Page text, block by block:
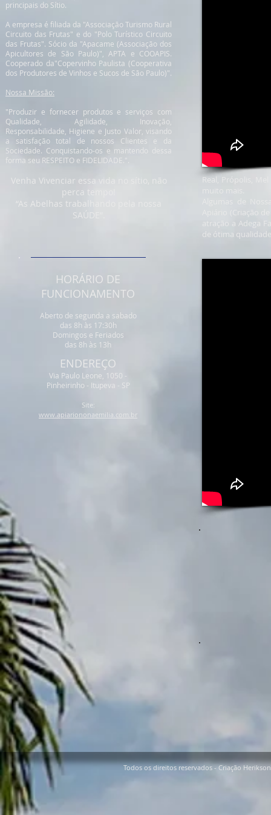
Real, Própolis,
Apiário (Criação
atração a Adega
de ótima
HORÁRIO DE
FUNCIONAMENTO
Aberto de segunda a sabado
das 8h às 17:30h
Domingos e Feriados
das 8h às 13h
ENDEREÇO
Via Paulo Leone, 1050 -
Pinheirinho - Itupeva - SP
Site:
www.apiariononaemilia.com.br
principais do Sítio.
A empresa é filiada da "Associação Turismo Rural
Circuito das Frutas" e do "Polo Turístico Circuito
das Frutas". Sócio da "Apacame (Associação dos
Apicultores de São Paulo)", APTA e COOAPIS.
Cooperado da"Copervinho Paulista (Cooperativa
dos Produtores de Vinhos e Sucos de São Paulo)".
Nossa Missão:
"Produzir e fornecer produtos e serviços com
Qualidade, Agilidade, Inovação,
Responsabilidade, Higiene e Justo Valor, visando
a satisfação total de nossos Clientes e da
Sociedade. Conquistando-os e mantendo dessa
forma seu RESPEITO e FIDELIDADE.".
Venha Vivenciar essa vida no sítio, não
perca tempo!
“As Abelhas trabalhando pela nossa
SAÚDE”.
Todos os direitos reservados - Criação